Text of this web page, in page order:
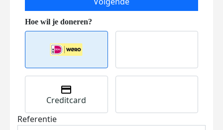
Creditcard
Referentie